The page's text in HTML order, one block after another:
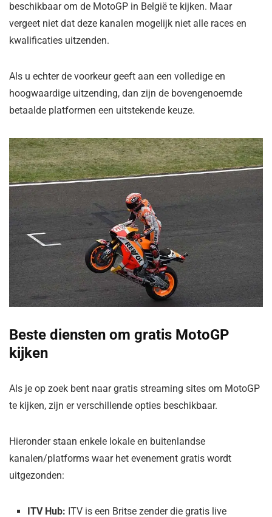
beschikbaar om de MotoGP in België te kijken. Maar
vergeet niet dat deze kanalen mogelijk niet alle races en
kwalificaties uitzenden.
Als u echter de voorkeur geeft aan een volledige en
hoogwaardige uitzending, dan zijn de bovengenoemde
betaalde platformen een uitstekende keuze.
Beste diensten om gratis MotoGP
kijken
Als je op zoek bent naar gratis streaming sites om MotoGP
te kijken, zijn er verschillende opties beschikbaar.
Hieronder staan enkele lokale en buitenlandse
kanalen/platforms waar het evenement gratis wordt
uitgezonden:
ITV Hub: ITV is een Britse zender die gratis live